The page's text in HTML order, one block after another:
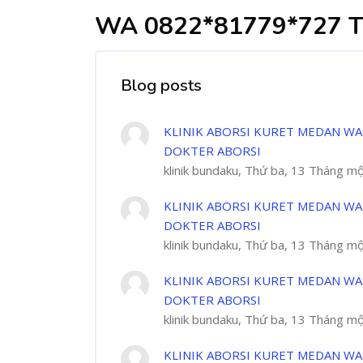
WA 0822*81779*727
Blog posts
KLINIK ABORSI KURET MEDAN
DOKTER ABORSI
klinik bundaku, Thứ ba, 13 Tháng
KLINIK ABORSI KURET MEDAN
DOKTER ABORSI
klinik bundaku, Thứ ba, 13 Tháng
KLINIK ABORSI KURET MEDAN
DOKTER ABORSI
klinik bundaku, Thứ ba, 13 Tháng
KLINIK ABORSI KURET MEDAN